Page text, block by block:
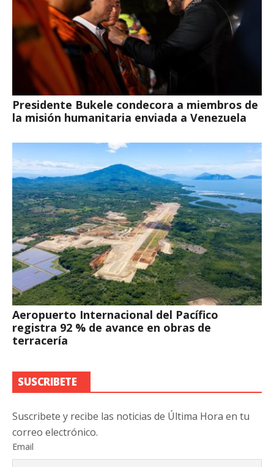
Presidente Bukele condecora a miembros de
la misión humanitaria enviada a Venezuela
Aeropuerto Internacional del Pacífico
registra 92 % de avance en obras de
terracería
SUSCRIBETE
Suscribete y recibe las noticias de Última Hora en tu
correo electrónico.
Email